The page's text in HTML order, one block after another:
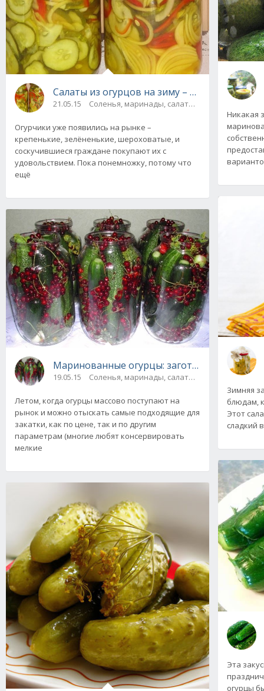
Салаты из огурцов на зиму – простые и
21.05.15 Соленья, маринады, салаты, соте
Огурчики уже появились на рынке –
крепенькие, зелёненькие, шероховатые, и
соскучившиеся граждане покупают их с
удовольствием. Пока понемножку, потому что
ещё
Маринованные огурцы: заготовки на зиму
19.05.15 Соленья, маринады, салаты, соте
Летом, когда огурцы массово поступают на
рынок и можно отыскать самые подходящие для
закатки, как по цене, так и по другим
параметрам (многие любят консервировать
мелкие
Никакая
Зимняя
блюдам,
Этот
сладкий
Эта
огурцы